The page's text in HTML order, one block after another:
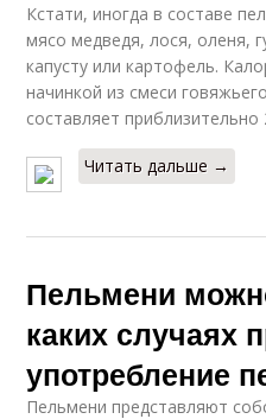
Кстати, иногда в составе
мясо медведя, лося, оленя,
капусту или картофель.
начинкой из смеси
составляет
Читать дальше →
Пельмени
каких случаях
употребление
Пельмени представляют